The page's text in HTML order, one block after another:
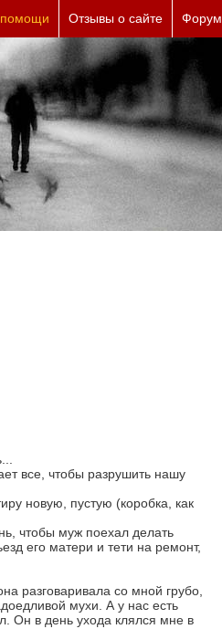
причины (бесплатно)
Отзывы о сайте Форум
все, чтобы разрушить нашу
новую, пустую (коробка, как
чтобы муж поехал делать
его матери и тети на ремонт,
разговаривала со мной грубо,
мухи. А у нас есть
Он в день ухода клялся мне в